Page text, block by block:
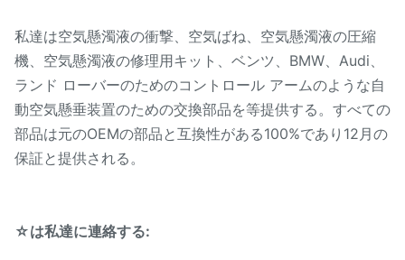
私達は空気懸濁液の衝撃、空気ばね、空気懸濁液の圧縮
機、空気懸濁液の修理用キット、ベンツ、BMW、Audi、
ランド ローバーのためのコントロール アームのような自
動空気懸垂装置のための交換部品を等提供する。すべての
部品は元のOEMの部品と互換性がある100%であり12月の
保証と提供される。
☆は私達に連絡する: